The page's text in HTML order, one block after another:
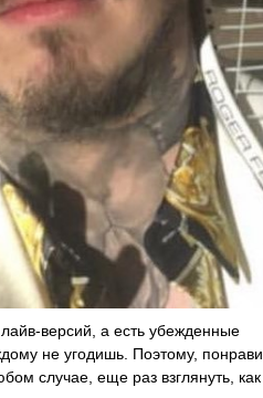
версий, а есть убежденные
не угодишь. Поэтому,
случае, еще раз взглянуть, как